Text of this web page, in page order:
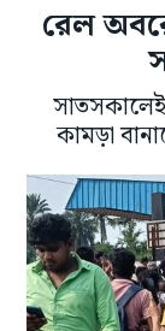
রেল
কামড়া